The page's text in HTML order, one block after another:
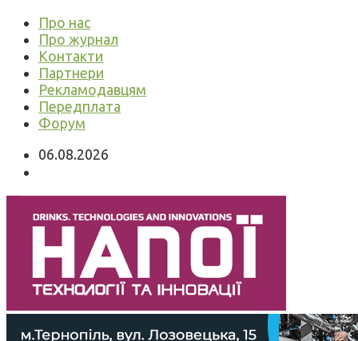
Про нас
Про журнал
Контакти
Партнери
Рекламодавцям
Передплата
Форум
06.08.2026